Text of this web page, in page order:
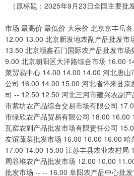
（原标题：2025年9月23日全国主要
市场 最高价 最低价 大宗价 北京京丰岳
12.00 13.00 北京新发地农副产品批发市
13.50 北京顺鑫石门国际农产品批发市
9.00 北京朝阳区大洋路综合市场 16.00
菜贸易中心 14.00 14.00 14.00 河北唐山
公司 16.00 14.00 15.00 河北省怀来县京
司 -- 12.50 12.50 河北三河市建兴农副
市紫坊农产品综合交易市场有限公司
市绿欣农产品贸易有限公司 18.00 16.00
瓦窑农副产品批发市场有限责任公司
友谊蔬菜批发市场 16.00 16.00 16.00 哈
17.00 14.00 15.00 江苏丰县农业农村局
周谷堆农产品批发市场 12.00 10.00
批发市场 -- -- 16.00 阜阳农产品中心批